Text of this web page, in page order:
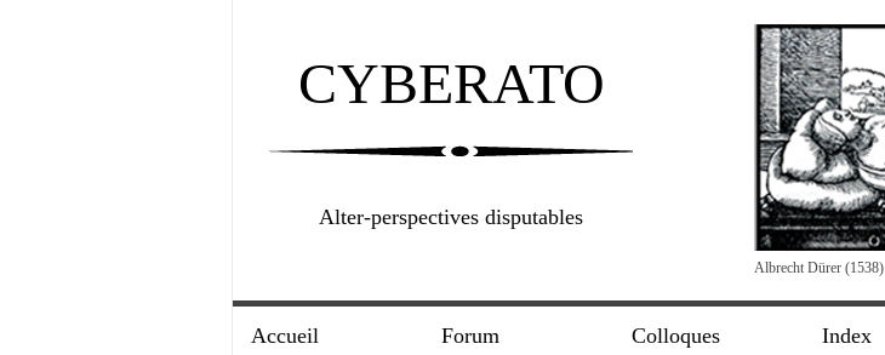
Albrecht Dürer (1538)
CYBERATO
Alter-perspectives disputables
Accueil Forum Colloques Index